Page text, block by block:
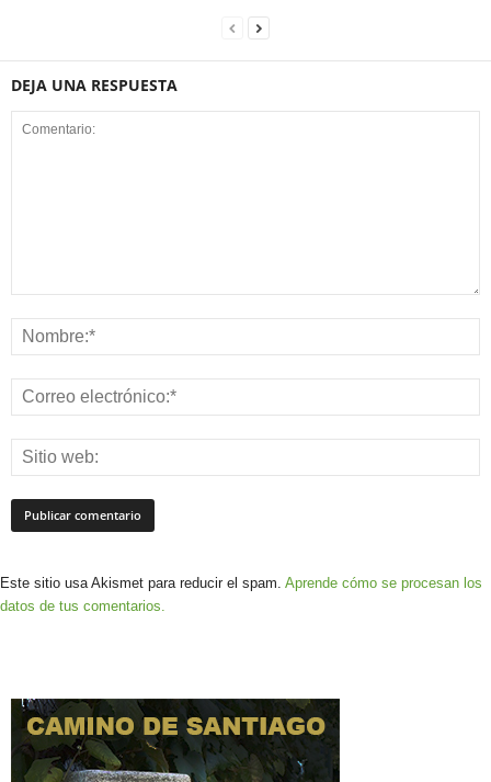
DEJA UNA RESPUESTA
Este sitio usa Akismet para reducir el spam. Aprende cómo se procesan los
datos de tus comentarios.